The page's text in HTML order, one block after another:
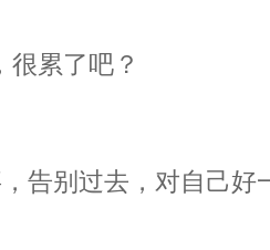
很累了吧？
告别过去，对自己好